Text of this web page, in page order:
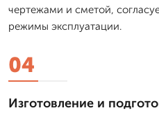
чертежами и сметой,
режимы эксплуатации.
04
Изготовление и